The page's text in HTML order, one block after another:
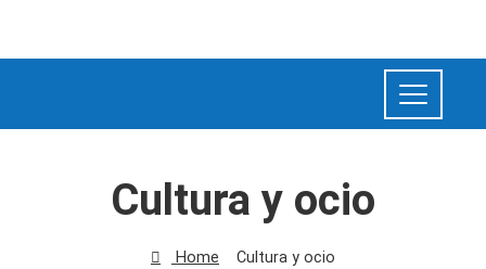
Cultura y ocio
Home Cultura y ocio